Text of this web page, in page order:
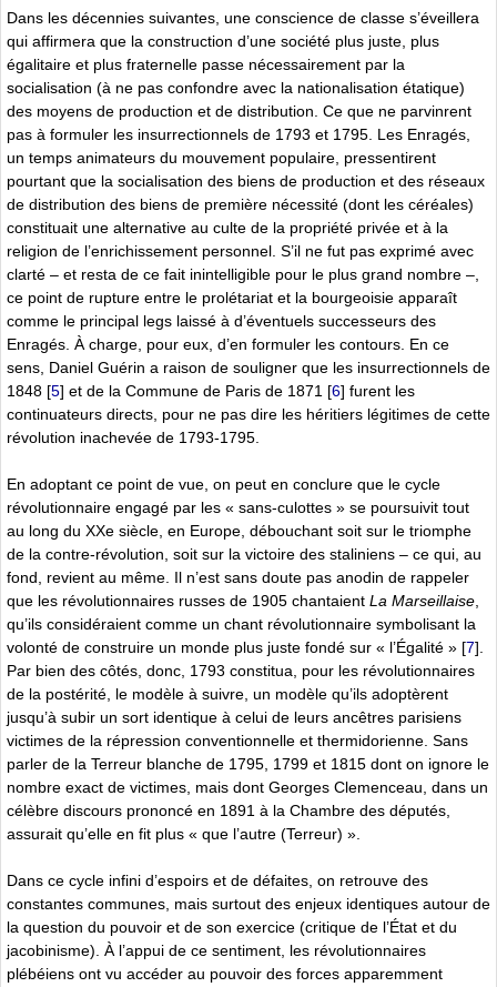
Dans les décennies suivantes, une conscience de classe s’éveillera
qui affirmera que la construction d’une société plus juste, plus
égalitaire et plus fraternelle passe nécessairement par la
socialisation (à ne pas confondre avec la nationalisation étatique)
des moyens de production et de distribution. Ce que ne parvinrent
pas à formuler les insurrectionnels de 1793 et 1795. Les Enragés,
un temps animateurs du mouvement populaire, pressentirent
pourtant que la socialisation des biens de production et des réseaux
de distribution des biens de première nécessité (dont les céréales)
constituait une alternative au culte de la propriété privée et à la
religion de l’enrichissement personnel. S’il ne fut pas exprimé avec
clarté – et resta de ce fait inintelligible pour le plus grand nombre –,
ce point de rupture entre le prolétariat et la bourgeoisie apparaît
comme le principal legs laissé à d’éventuels successeurs des
Enragés. À charge, pour eux, d’en formuler les contours. En ce
sens, Daniel Guérin a raison de souligner que les insurrectionnels de
1848 [5] et de la Commune de Paris de 1871 [6] furent les
continuateurs directs, pour ne pas dire les héritiers légitimes de cette
révolution inachevée de 1793-1795.
En adoptant ce point de vue, on peut en conclure que le cycle
révolutionnaire engagé par les « sans-culottes » se poursuivit tout
au long du XXe siècle, en Europe, débouchant soit sur le triomphe
de la contre-révolution, soit sur la victoire des staliniens – ce qui, au
fond, revient au même. Il n’est sans doute pas anodin de rappeler
que les révolutionnaires russes de 1905 chantaient La Marseillaise,
qu’ils considéraient comme un chant révolutionnaire symbolisant la
volonté de construire un monde plus juste fondé sur « l’Égalité » [7].
Par bien des côtés, donc, 1793 constitua, pour les révolutionnaires
de la postérité, le modèle à suivre, un modèle qu’ils adoptèrent
jusqu’à subir un sort identique à celui de leurs ancêtres parisiens
victimes de la répression conventionnelle et thermidorienne. Sans
parler de la Terreur blanche de 1795, 1799 et 1815 dont on ignore le
nombre exact de victimes, mais dont Georges Clemenceau, dans un
célèbre discours prononcé en 1891 à la Chambre des députés,
assurait qu’elle en fit plus « que l’autre (Terreur) ».
Dans ce cycle infini d’espoirs et de défaites, on retrouve des
constantes communes, mais surtout des enjeux identiques autour de
la question du pouvoir et de son exercice (critique de l’État et du
jacobinisme). À l’appui de ce sentiment, les révolutionnaires
plébéiens ont vu accéder au pouvoir des forces apparemment